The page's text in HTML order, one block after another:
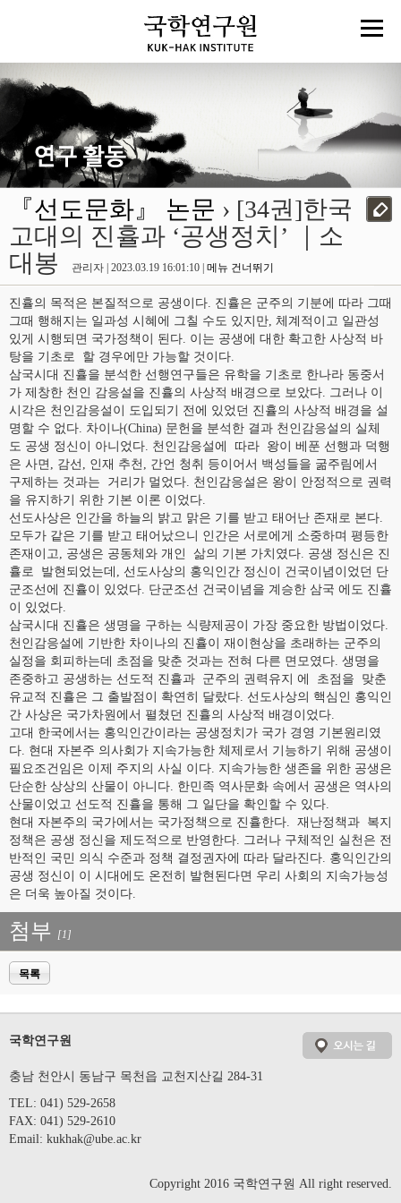
『선도문화』 논문 › [34권]한국
고대의 진휼과 ‘공생정치’ ｜소
대봉
관리자 | 2023.03.19 16:01:10 | 메뉴 건너뛰기
진휼의 목적은 본질적으로 공생이다. 진휼은 군주의 기분에 따라 그때
그때 행해지는 일과성 시혜에 그칠 수도 있지만, 체계적이고 일관성
있게 시행되면 국가정책이 된다. 이는 공생에 대한 확고한 사상적 바
탕을 기초로 할 경우에만 가능할 것이다.
삼국시대 진휼을 분석한 선행연구들은 유학을 기초로 한나라 동중서
가 제창한 천인 감응설을 진휼의 사상적 배경으로 보았다. 그러나 이
시각은 천인감응설이 도입되기 전에 있었던 진휼의 사상적 배경을 설
명할 수 없다. 차이나(China) 문헌을 분석한 결과 천인감응설의 실체
도 공생 정신이 아니었다. 천인감응설에 따라 왕이 베푼 선행과 덕행
은 사면, 감선, 인재 추천, 간언 청취 등이어서 백성들을 굶주림에서
구제하는 것과는 거리가 멀었다. 천인감응설은 왕이 안정적으로 권력
을 유지하기 위한 기본 이론 이었다.
선도사상은 인간을 하늘의 밝고 맑은 기를 받고 태어난 존재로 본다.
모두가 같은 기를 받고 태어났으니 인간은 서로에게 소중하며 평등한
존재이고, 공생은 공동체와 개인 삶의 기본 가치였다. 공생 정신은 진
휼로 발현되었는데, 선도사상의 홍익인간 정신이 건국이념이었던 단
군조선에 진휼이 있었다. 단군조선 건국이념을 계승한 삼국 에도 진휼
이 있었다.
삼국시대 진휼은 생명을 구하는 식량제공이 가장 중요한 방법이었다.
천인감응설에 기반한 차이나의 진휼이 재이현상을 초래하는 군주의
실정을 회피하는데 초점을 맞춘 것과는 전혀 다른 면모였다. 생명을
존중하고 공생하는 선도적 진휼과 군주의 권력유지 에 초점을 맞춘
유교적 진휼은 그 출발점이 확연히 달랐다. 선도사상의 핵심인 홍익인
간 사상은 국가차원에서 펼쳤던 진휼의 사상적 배경이었다.
고대 한국에서는 홍익인간이라는 공생정치가 국가 경영 기본원리였
다. 현대 자본주 의사회가 지속가능한 체제로서 기능하기 위해 공생이
필요조건임은 이제 주지의 사실 이다. 지속가능한 생존을 위한 공생은
단순한 상상의 산물이 아니다. 한민족 역사문화 속에서 공생은 역사의
산물이었고 선도적 진휼을 통해 그 일단을 확인할 수 있다.
현대 자본주의 국가에서는 국가정책으로 진휼한다. 재난정책과 복지
정책은 공생 정신을 제도적으로 반영한다. 그러나 구체적인 실천은 전
반적인 국민 의식 수준과 정책 결정권자에 따라 달라진다. 홍익인간의
공생 정신이 이 시대에도 온전히 발현된다면 우리 사회의 지속가능성
은 더욱 높아질 것이다.
첨부 [1]
목록
국학연구원
충남 천안시 동남구 목천읍 교천지산길 284-31
TEL: 041) 529-2658
FAX: 041) 529-2610
Email: kukhak@ube.ac.kr
Copyright 2016 국학연구원 All right reserved.